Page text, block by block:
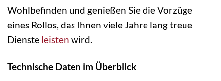
Wohlbefinden und genießen Sie die Vorzüge
eines Rollos, das Ihnen viele Jahre lang treue
Dienste leisten wird.
Technische Daten im Überblick